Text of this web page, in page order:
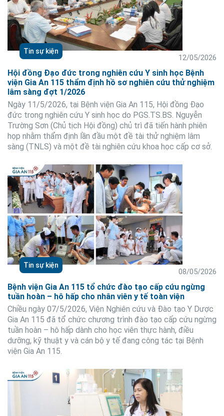
12/05/2026
Tin sự kiện
Hội đồng Đạo đức trong nghiên cứu Y sinh học Bệnh
viện Gia An 115 thẩm định hồ sơ nghiên cứu thử nghiệm
lâm sàng đợt 1/2026
Ngày 11/5/2026, tại Bệnh viện Gia An 115, Hội đồng Đạo
đức trong nghiên cứu Y sinh học do PGS.TS.BS. Nguyễn
Trường Sơn (Chủ tịch Hội đồng) chủ trì đã tiến hành phiên
họp nhằm thẩm định lần đầu một đề tài thử nghiệm lâm
sàng (TNLS) và một đề tài nghiên cứu khoa học cấp cơ sở.
08/05/2026
Tin sự kiện
Bệnh viện Gia An 115 tổ chức đào tạo cấp cứu ngừng
tuần hoàn – hô hấp cho nhân viên y tế toàn viện
Chiều ngày 07/5/2026, Viện Nghiên cứu và Đào tạo Y Dược
Gia An 115 đã tổ chức chương trình đào tạo cấp cứu ngừng
tuần hoàn – hô hấp dành cho học viên thực hành, điều
dưỡng, kỹ thuật y và cán bộ y tế đang công tác tại Bệnh
viện Gia An 115.